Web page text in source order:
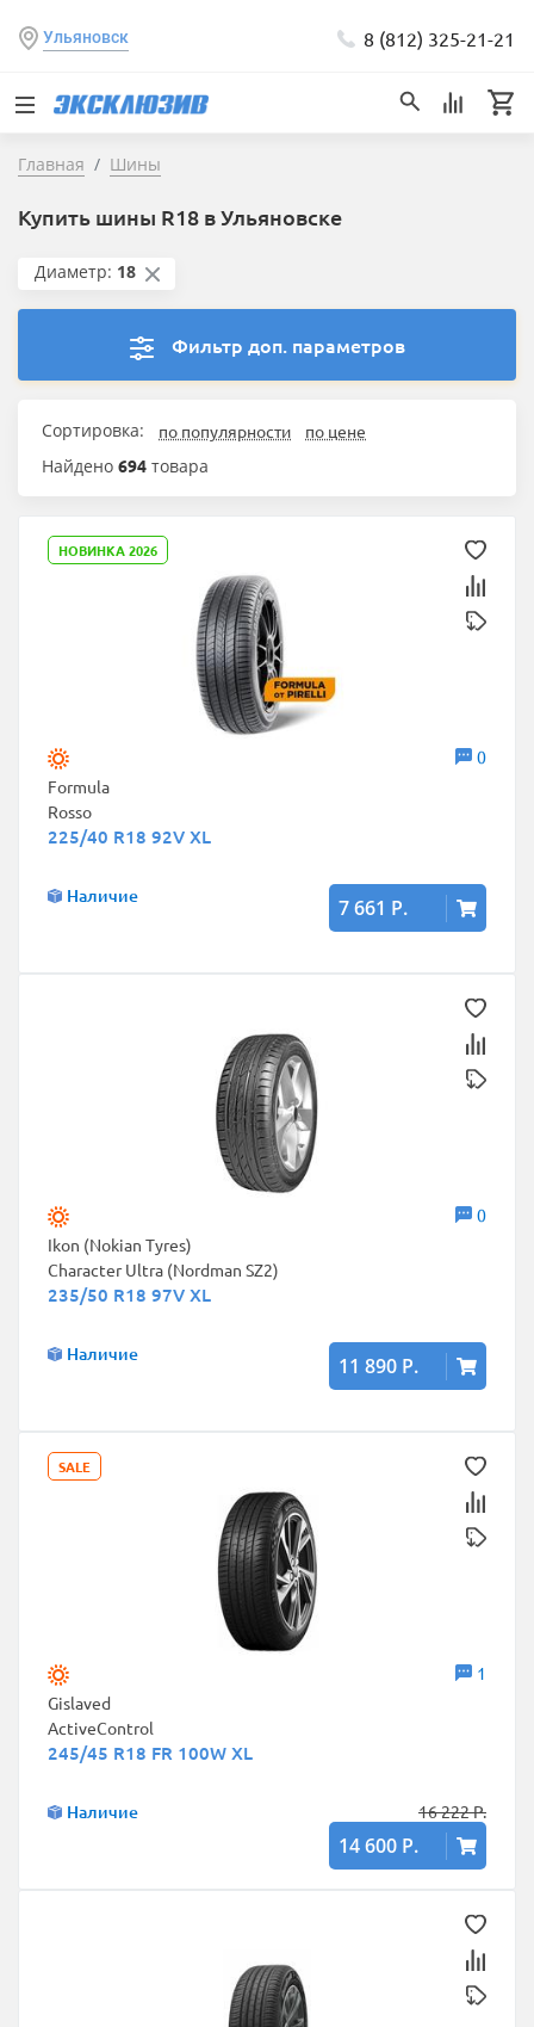
Ульяновск 8 (812) 325-21-21
Главная Шины
Купить шины R18 в Ульяновске
Диаметр: 18
Фильтр доп. параметров
Сортировка: по популярности по цене
Найдено 694 товара
НОВИНКА 2026
0
Formula
Rosso
225/40 R18 92V XL
Наличие 7 661 Р.
0
Ikon (Nokian Tyres)
Character Ultra (Nordman SZ2)
235/50 R18 97V XL
Наличие 11 890 Р.
SALE
1
Gislaved
ActiveControl
245/45 R18 FR 100W XL
Наличие 16 222 Р.
14 600 Р.